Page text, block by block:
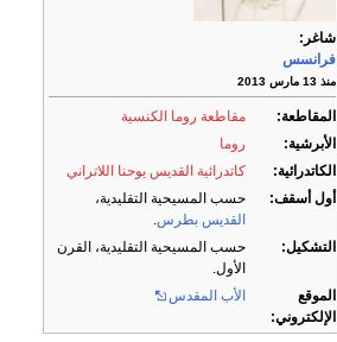
شاغر:
فرانسس
منذ 13 مارس 2013
المقاطعة:
مقاطعة روما الكنسية
الأبرشية:
روما
الكاتدرائية:
كاتدرائية القديس يوحنا اللاتراني
أول أسقف:
حسب المسيحية التقليدية،
القديس بطرس.
التشكيل:
حسب المسيحية التقليدية، القرن
الأول.
الموقع
الإلكتروني:
الأب المقدس